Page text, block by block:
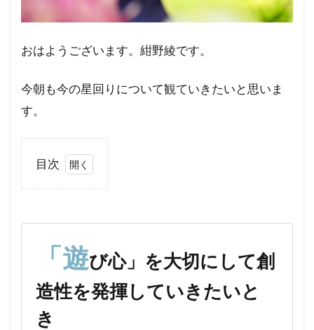
おはようございます。紺野綾です。
今朝も今の星回りについて観ていきたいと思いま
す。
目次
を大
切に
創造
性を
発揮
「遊び心」を大切にして創
造性を発揮していきたいと
き